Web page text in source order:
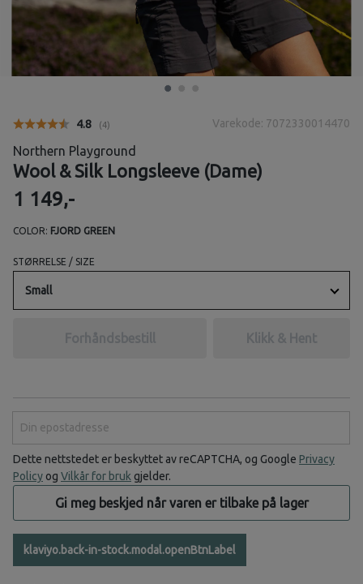
Gjennomsnittskarakter:
4.8 (stemmer:
4) Varekode: 7072330014470
Northern Playground
Wool & Silk Longsleeve (Dame)
1 149,-
COLOR: FJORD GREEN
STØRRELSE / SIZE
Small
Forhåndsbestill Klikk & Hent
Dette nettstedet er beskyttet av reCAPTCHA, og Google Privacy
Policy og Vilkår for bruk gjelder.
Gi meg beskjed når varen er tilbake på lager
klaviyo.back-in-stock.modal.openBtnLabel